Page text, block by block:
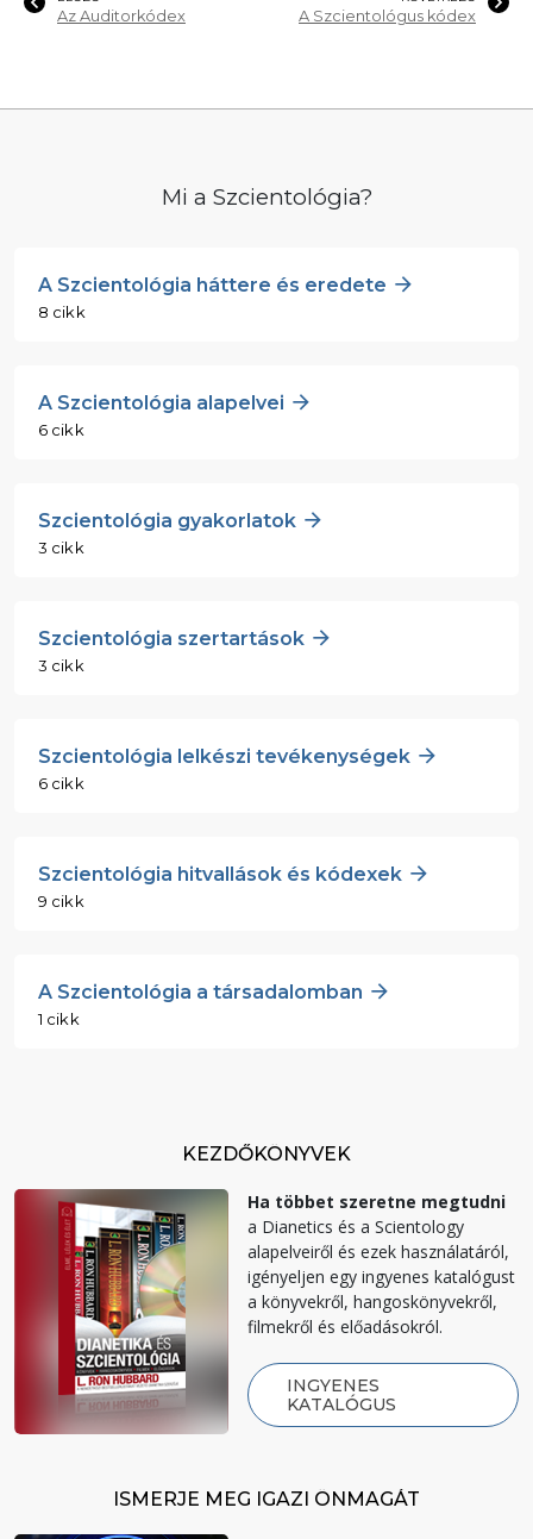
Az Auditorkódex A Szcientológus kódex
Mi a Szcientológia?
A Szcientológia háttere és eredete
8 cikk
A Szcientológia alapelvei
6 cikk
Szcientológia gyakorlatok
3 cikk
Szcientológia szertartások
3 cikk
Szcientológia lelkészi tevékenységek
6 cikk
Szcientológia hitvallások és kódexek
9 cikk
A Szcientológia a társadalomban
1 cikk
KEZDŐKÖNYVEK
Ha többet szeretne megtudni
a Dianetics és a Scientology
alapelveiről és ezek használatáról,
igényeljen egy ingyenes katalógust
a könyvekről, hangoskönyvekről,
filmekről és előadásokról.
INGYENES
KATALÓGUS
ISMERJE MEG IGAZI ÖNMAGÁT